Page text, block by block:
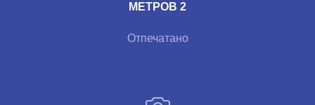
МЕТРОВ 2
Отпечатано